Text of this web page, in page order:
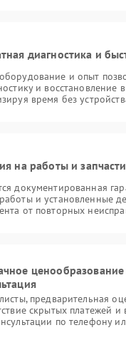
диагностика и
и опыт
и восстановление
время без
на работы и запчасти
документированная
и установленные
от повторных
ценообразование
предварительная
скрытых платежей и
по телефону